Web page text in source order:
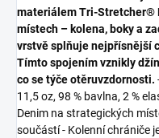
materiálem Tri-Stretcher®
místech – kolena, boky a
vrstvě splňuje nejpřísnější
Tímto spojením vznikly
co se týče otěruvzdornosti.
11,5 oz, 98 % bavlna, 2 %
Denim na strategických
součástí - Kolenní chrániče